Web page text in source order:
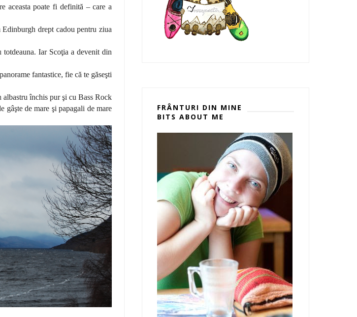
aceasta poate fi definită – care a
drept cadou pentru ziua
Iar Scoţia a devenit din
fantastice, fie că te găseşti
închis pur şi cu Bass Rock
gâşte de mare şi papagali de mare
FRÂNTURI DIN MINE
BITS ABOUT ME